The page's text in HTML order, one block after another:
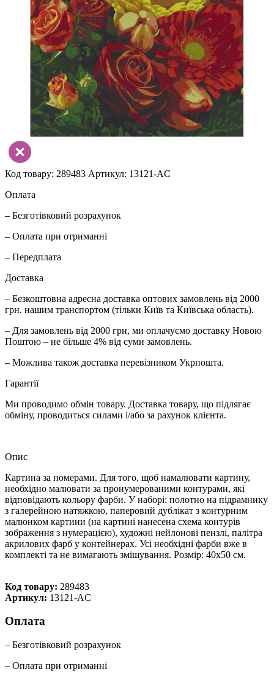
Код товару: 289483 Артикул: 13121-AC
Оплата
– Безготівковий розрахунок
– Оплата при отриманні
– Передплата
Доставка
– Безкоштовна адресна доставка оптових замовлень від 2000
грн. нашим транспортом (тільки Київ та Київська область).
– Для замовлень від 2000 грн, ми оплачуємо доставку Новою
Поштою – не більше 4% від суми замовлень.
– Можлива також доставка перевізником Укрпошта.
Гарантії
Ми проводимо обмін товару. Доставка товару, що підлягає
обміну, проводиться силами і/або за рахунок клієнта.
Опис
Картина за номерами. Для того, щоб намалювати картину,
необхідно малювати за пронумерованими контурами, які
відповідають кольору фарби. У наборі: полотно на підрамнику
з галерейною натяжкою, паперовий дублікат з контурним
малюнком картини (на картині нанесена схема контурів
зображення з нумерацією), художні нейлонові пензлі, палітра
акрилових фарб у контейнерах. Усі необхідні фарби вже в
комплекті та не вимагають змішування. Розмір: 40х50 см.
Код товару: 289483
Артикул: 13121-AC
Оплата
– Безготівковий розрахунок
– Оплата при отриманні